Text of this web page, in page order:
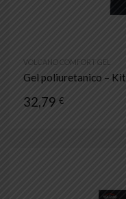
VOLCANO COMFORT GEL
Gel poliuretanico –
32,79 €